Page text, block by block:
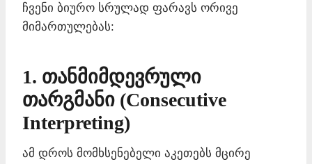
ჩვენი ბიურო სრულად ფარავს ორივე
მიმართულებას:
1. თანმიმდევრული
თარგმანი (Consecutive
Interpreting)
ამ დროს მომხსენებელი აკეთებს მცირე